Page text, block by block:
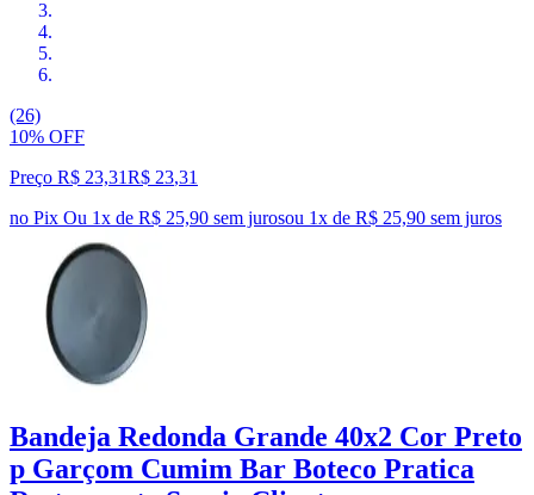
(26)
10% OFF
Preço R$ 23,31R$ 23,31
no Pix Ou 1x de R$ 25,90 sem jurosou 1x de R$ 25,90 sem juros
Bandeja Redonda Grande 40x2 Cor Preto
p Garçom Cumim Bar Boteco Pratica